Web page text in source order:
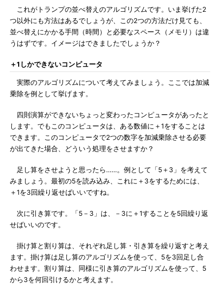
これがトランプの並べ替えのアルゴリズムです。いま挙げた2
つ以外にも方法はあるでしょうが、この2つの方法だけ見ても、
並べ替えにかかる手間（時間）と必要なスペース（メモリ）は違
うはずです。イメージはできましたでしょうか？
＋1しかできないコンピュータ
実際のアルゴリズムについて考えてみましょう。ここでは加減
乗除を例として挙げます。
四則演算ができないちょっと変わったコンピュータがあったと
します。でもこのコンピュータは、ある数値に＋1をすることは
できます。このコンピュータで2つの数字を加減乗除させる必要
が出てきた場合、どういう処理をさせますか？
足し算をさせようと思ったら……。例として「5＋3」を考えて
みましょう。最初の5を読み込み、これに＋3をするためには、
＋1を3回繰り返せばいいですね。
次に引き算です。「5－3」は、－3に＋1することを5回繰り返
せばいいのです。
掛け算と割り算は、それぞれ足し算・引き算を繰り返すと考え
ます。掛け算は足し算のアルゴリズムを使って、5を3回足し合
わせます。割り算は、同様に引き算のアルゴリズムを使って、5
から3を何回引けるかと考えます。